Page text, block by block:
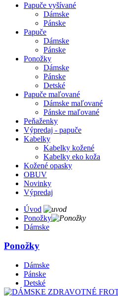
Papuče vyšívané
Dámske
Pánske
Papuče
Dámske
Pánske
Ponožky
Dámske
Pánske
Detské
Papuče maľované
Dámske maľované
Pánske maľované
Peňaženky
Výpredaj - papuče
Kabelky
Kabelky kožené
Kabelky eko koža
Kožené opasky
OBUV
Novinky
Výpredaj
Úvod
Ponožky
Dámske
Ponožky
Dámske
Pánske
Detské